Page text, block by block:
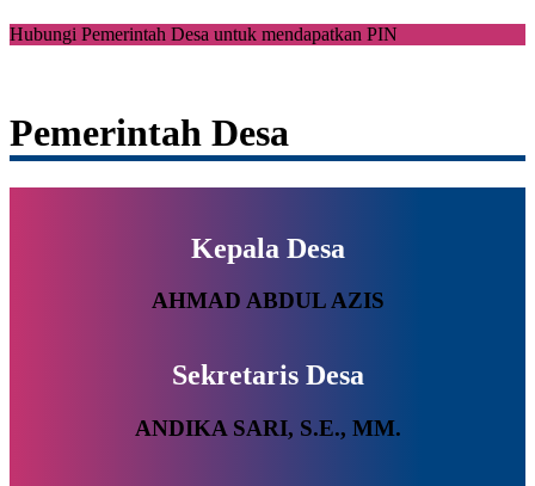
Hubungi Pemerintah Desa untuk mendapatkan PIN
Pemerintah Desa
Kepala Desa
AHMAD ABDUL AZIS
Sekretaris Desa
ANDIKA SARI, S.E., MM.